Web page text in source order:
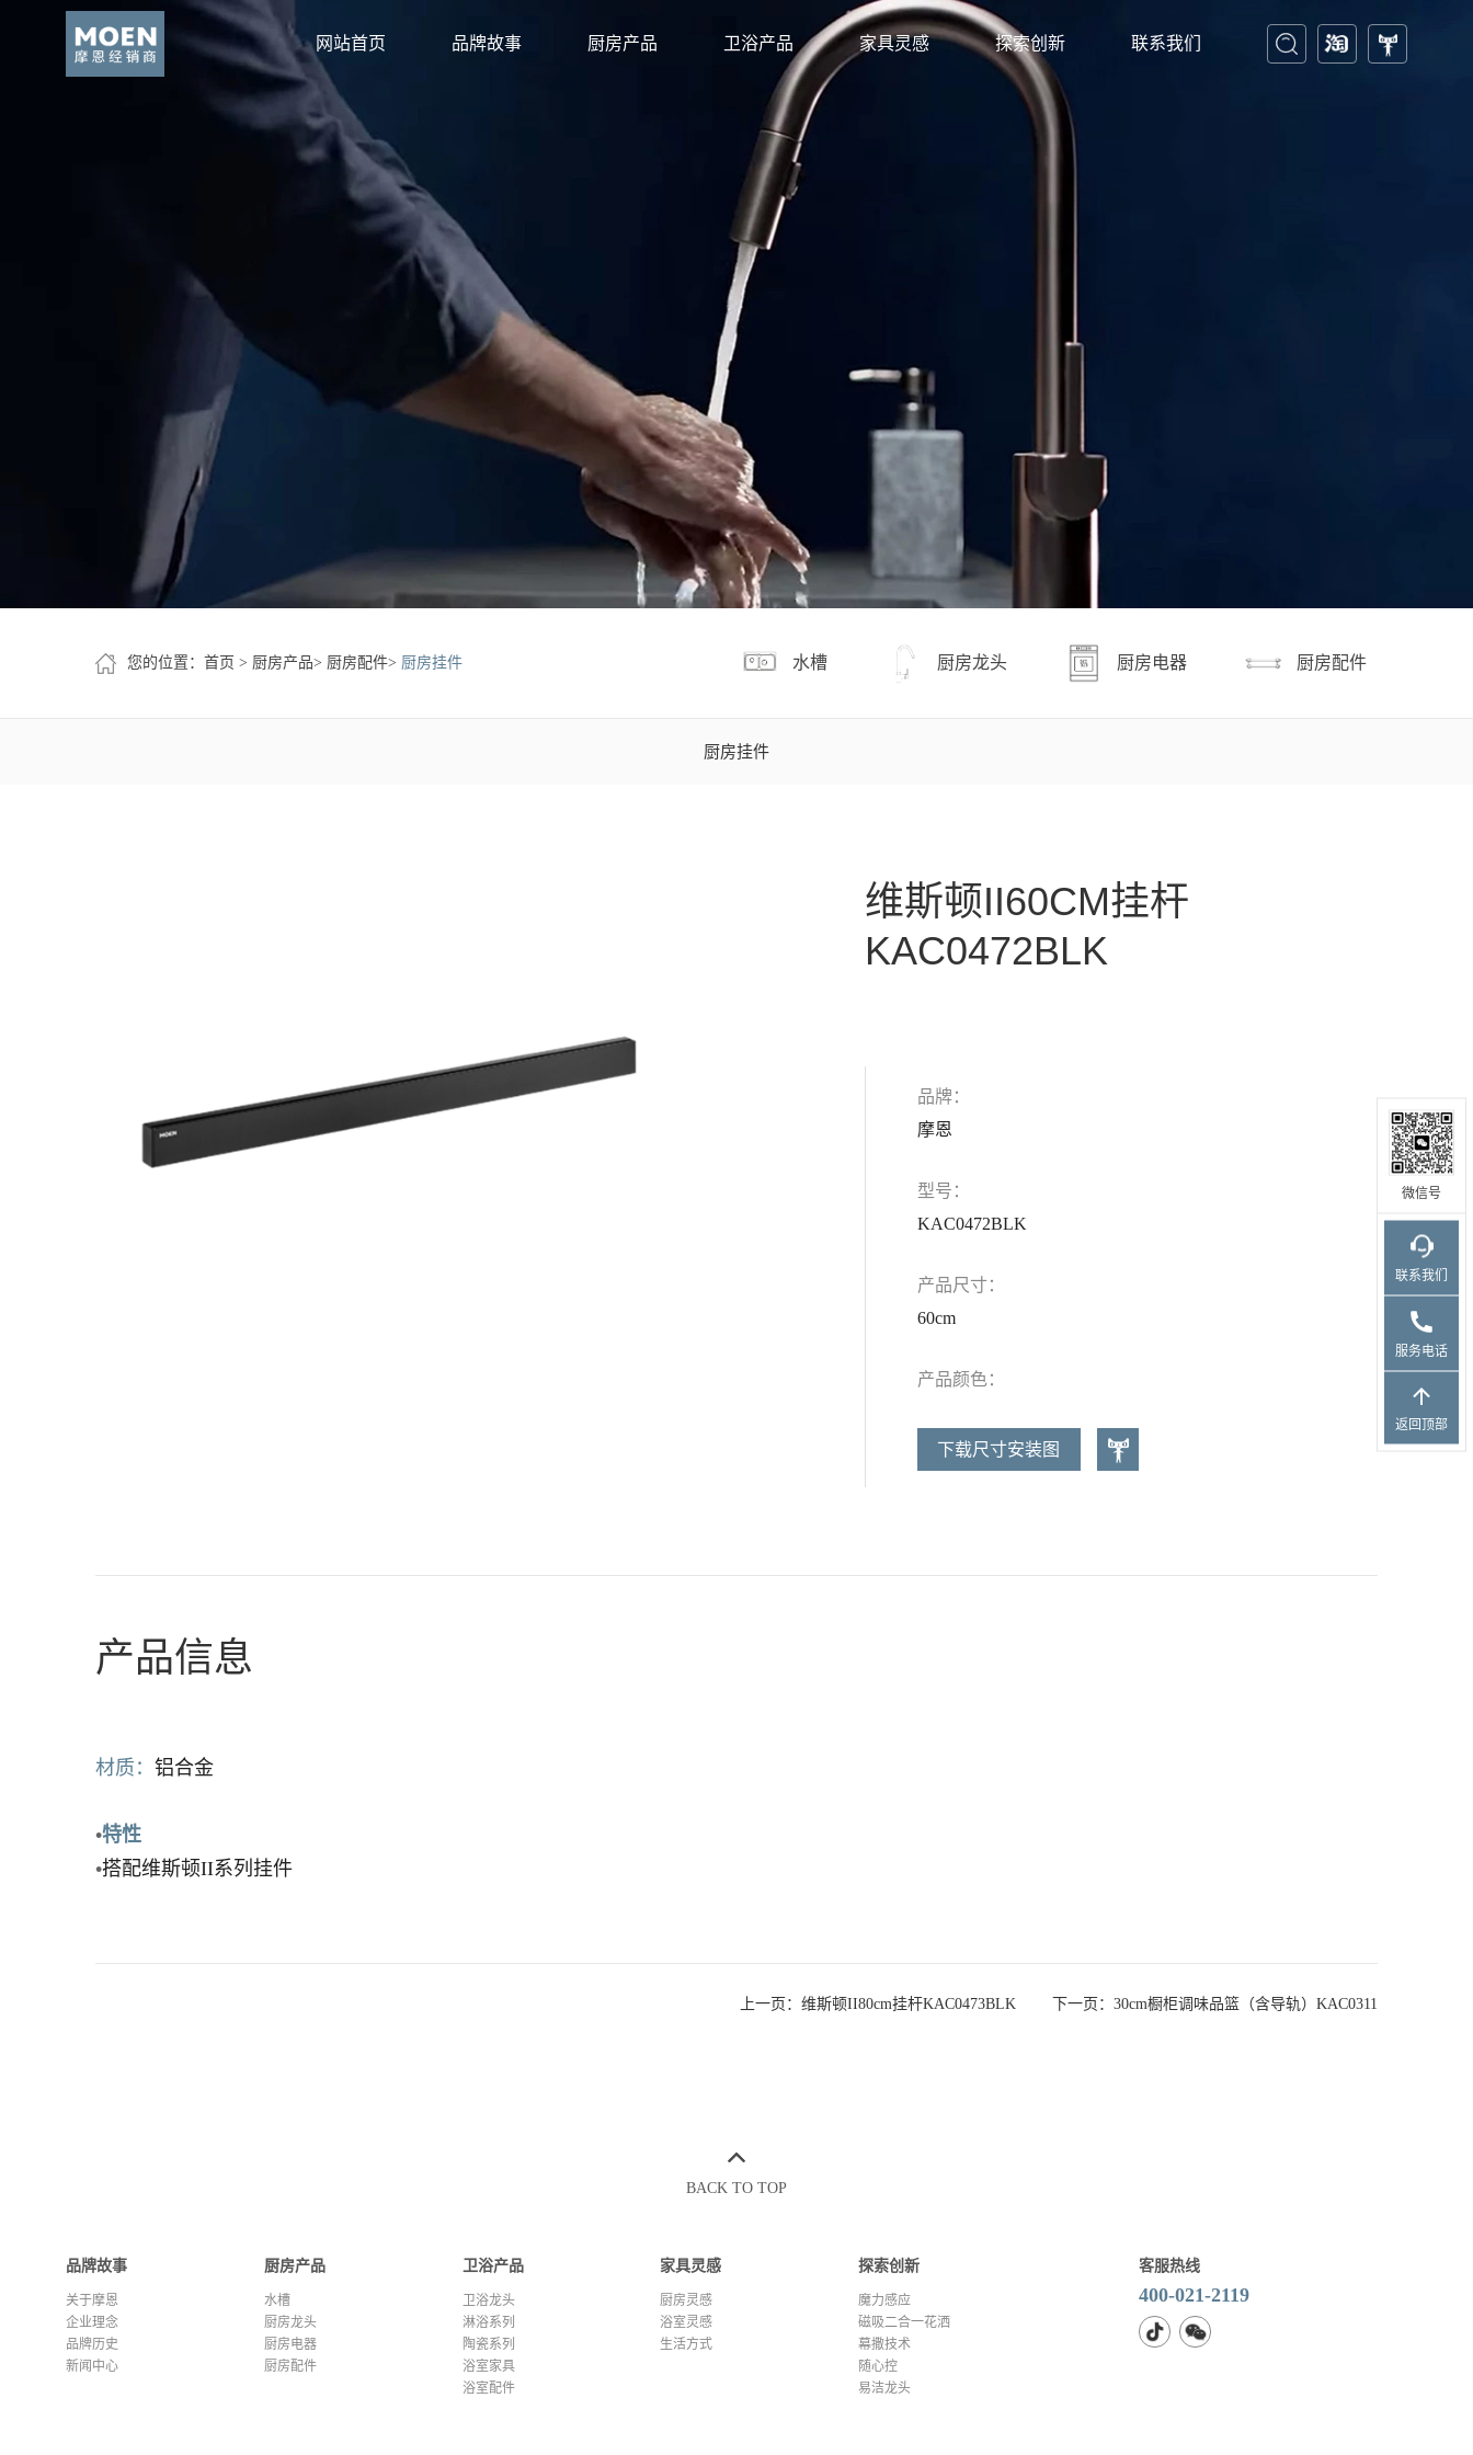
网站首页 品牌故事 厨房产品 卫浴产品 家具灵感 探索创新 联系我们
您的位置： 首页 > 厨房产品> 厨房配件> 厨房挂件 水槽 厨房龙头 厨房电器 厨房配件
厨房挂件
维斯顿II60CM挂杆
KAC0472BLK
品牌：
摩恩
型号：
KAC0472BLK
产品尺寸：
60cm
产品颜色：
下载尺寸安装图
产品信息
材质： 铝合金
•特性
•搭配维斯顿II系列挂件
上一页：维斯顿II80cm挂杆KAC0473BLK 下一页：30cm橱柜调味品篮（含导轨）KAC0311
BACK TO TOP
品牌故事
关于摩恩
企业理念
品牌历史
新闻中心
厨房产品
水槽
厨房龙头
厨房电器
厨房配件
卫浴产品
卫浴龙头
淋浴系列
陶瓷系列
浴室家具
浴室配件
家具灵感
厨房灵感
浴室灵感
生活方式
探索创新
魔力感应
磁吸二合一花洒
幕撒技术
随心控
易洁龙头
客服热线
400-021-2119
微信号
联系我们
服务电话
返回顶部